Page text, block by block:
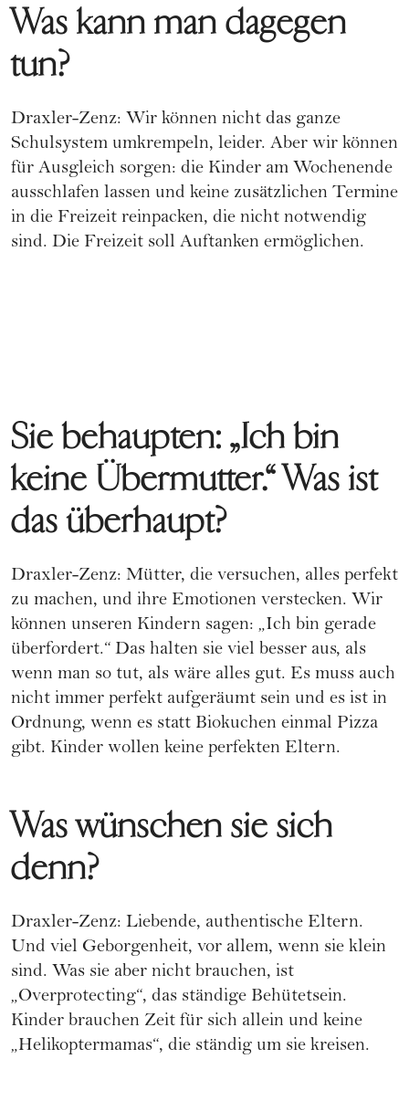
Was kann man dagegen
tun?
Draxler-Zenz: Wir können nicht das ganze
Schulsystem umkrempeln, leider. Aber wir können
für Ausgleich sorgen: die Kinder am Wochenende
ausschlafen lassen und keine zusätzlichen Termine
in die Freizeit reinpacken, die nicht notwendig
sind. Die Freizeit soll Auftanken ermöglichen.
Sie behaupten: „Ich bin
keine Übermutter.“ Was ist
das überhaupt?
Draxler-Zenz: Mütter, die versuchen, alles perfekt
zu machen, und ihre Emotionen verstecken. Wir
können unseren Kindern sagen: „Ich bin gerade
überfordert.“ Das halten sie viel besser aus, als
wenn man so tut, als wäre alles gut. Es muss auch
nicht immer perfekt aufgeräumt sein und es ist in
Ordnung, wenn es statt Biokuchen einmal Pizza
gibt. Kinder wollen keine perfekten Eltern.
Was wünschen sie sich
denn?
Draxler-Zenz: Liebende, authentische Eltern.
Und viel Geborgenheit, vor allem, wenn sie klein
sind. Was sie aber nicht brauchen, ist
„Overprotecting“, das ständige Behütetsein.
Kinder brauchen Zeit für sich allein und keine
„Helikoptermamas“, die ständig um sie kreisen.